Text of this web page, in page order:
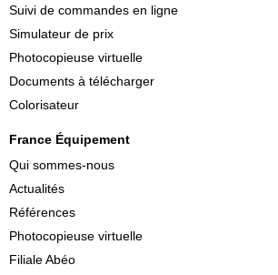
Suivi de commandes en ligne
Simulateur de prix
Photocopieuse virtuelle
Documents à télécharger
Colorisateur
France Équipement
Qui sommes-nous
Actualités
Références
Photocopieuse virtuelle
Filiale Abéo